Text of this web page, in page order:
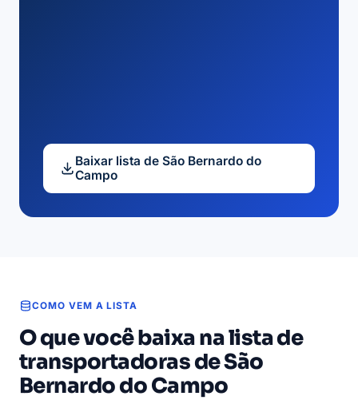
Baixar lista de São Bernardo do
Campo
COMO VEM A LISTA
O que você baixa na lista de
transportadoras de São
Bernardo do Campo